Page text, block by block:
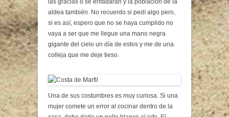
las gracias o se enfadarán y la población de la
aldea también. No recuerdo si pedí algo pero,
si es así, espero que no se haya cumplido no
vaya a ser que me llegue una mano negra
gigante del cielo un día de estos y me de una
colleja que me deje tieso.
Una de sus costumbres es muy curiosa. Si una
mujer comete un error al cocinar dentro de la